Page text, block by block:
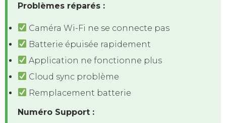
Problèmes réparés :
Caméra Wi-Fi ne se connecte pas
Batterie épuisée rapidement
Application ne fonctionne plus
Cloud sync problème
Remplacement batterie
Numéro Support :